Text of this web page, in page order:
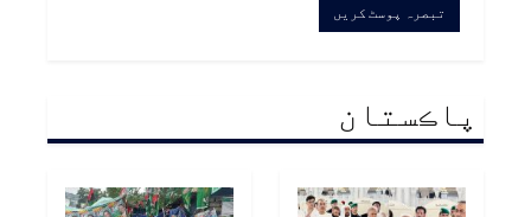
پاڪستان